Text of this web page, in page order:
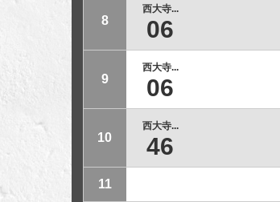
8
西大寺...
06
9
西大寺...
06
10
西大寺...
46
11